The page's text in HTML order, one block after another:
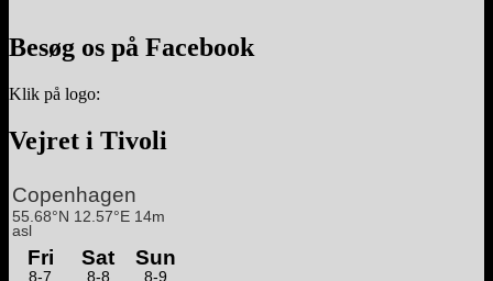
Besøg os på Facebook
Klik på logo:
Vejret i Tivoli